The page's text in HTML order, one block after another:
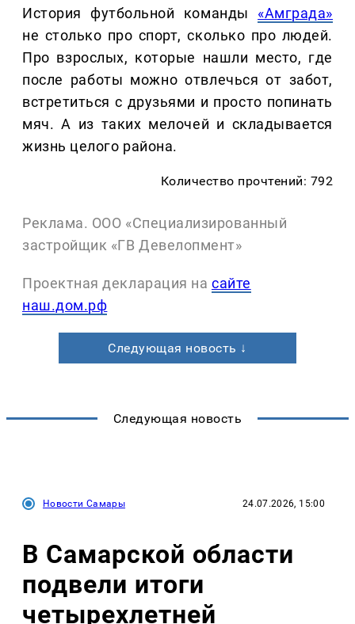
История футбольной команды «Амграда»
не столько про спорт, сколько про людей.
Про взрослых, которые нашли место, где
после работы можно отвлечься от забот,
встретиться с друзьями и просто попинать
мяч. А из таких мелочей и складывается
жизнь целого района.
Количество прочтений: 792
Реклама. ООО «Специализированный
застройщик «ГВ Девелопмент»
Проектная декларация на сайте
наш.дом.рф
Следующая новость ↓
Следующая новость
Новости Самары 24.07.2026, 15:00
В Самарской области
подвели итоги
четырехлетней